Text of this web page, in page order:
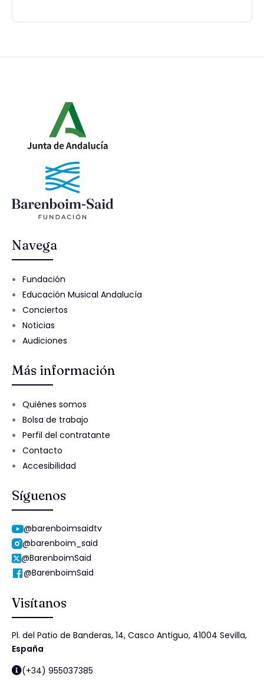
Navega
Fundación
Educación Musical Andalucía
Conciertos
Noticias
Audiciones
Más información
Quiénes somos
Bolsa de trabajo
Perfil del contratante
Contacto
Accesibilidad
Síguenos
@barenboimsaidtv
@barenboim_said
@BarenboimSaid
@BarenboimSaid
Visítanos
Pl. del Patio de Banderas, 14, Casco Antiguo, 41004 Sevilla,
España
(+34) 955037385